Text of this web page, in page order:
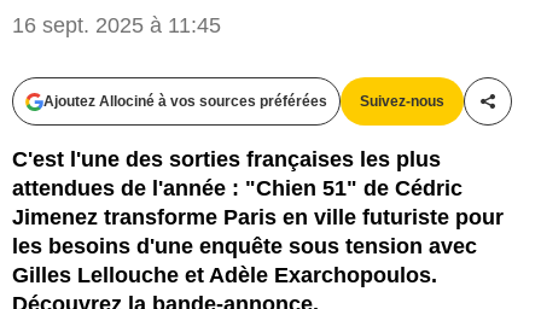
16 sept. 2025 à 11:45
Ajoutez Allociné à vos sources préférées Suivez-nous
C'est l'une des sorties françaises les plus
attendues de l'année : "Chien 51" de Cédric
Jimenez transforme Paris en ville futuriste pour
les besoins d'une enquête sous tension avec
Gilles Lellouche et Adèle Exarchopoulos.
Découvrez la bande-annonce.